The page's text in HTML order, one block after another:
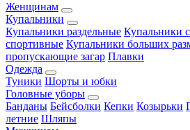
Женщинам
Купальники
Купальники раздельные Купальники
спортивные Купальники больших
пропускающие загар Плавки
Одежда
Туники Шорты и юбки
Головные уборы
Банданы Бейсболки Кепки Козырьки
летние Шляпы